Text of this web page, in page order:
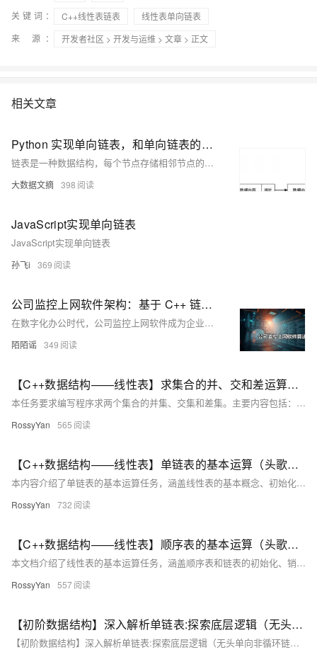
关键词：
C++线性表链表
线性表单向链表
来 源：
开发者社区 > 开发与运维 > 文章 > 正文
相关文章
Python 实现单向链表，和单向链表的反转
链表是一种数据结构，每个节点存储相邻节点的位置信息。单链表中的节点仅存储下一节点的位置。通过Python实现单链表，定义`ListNode`类并关联节点可创建链表。例如，创建A-&gt;B-&gt;C的链表后，可通过反转函数`reverse`将链表反转为CBA。代码展示了如何实现和操作单链表。
大数据文摘 398
JavaScript实现单向链表
JavaScript实现单向链表
孙飞i 369
公司监控上网软件架构：基于 C++ 链表算法的数据关联机制探讨
在数字化办公时代，公司监控上网软件成为企业管理网络资源和保障信息安全的关键工具。本文深入剖析C++中的链表数据结构及其在该软件中的应用。链表通过节点存储网络访问记录，具备高效插入、删除操作及节省内存的优势，助力企业实时追踪员工上网行为，提升运营效率并降低安全风险。示例代码展示了如何用C++实现链表记录上网行为，并模拟发送至服务器。链表为公司监控上网软件提供了灵活高效的数据管理方式，但实际开发还需考虑安全性、隐私保护等多方面因素。
陌陌谣 349
【C++数据结构——线性表】求集合的并、交和差运算（头歌实践教学平台习题）【合集】
本任务要求编写程序求两个集合的并集、交集和差集。主要内容包括： 1. **单链表表示集合**：使用单链表存储集合元素，确保元素唯一且无序。 2. **求并集**：遍历两个集合，将所有不同元素加入新链表。 3. **求交集**：遍历集合A，检查元素是否在集合B中存在，若存在则加入结果链表。 4. **求差集**：遍历集合A，检查元素是否不在集合B中，若满足条件则加入结果链表。 通过C++代码实现上述操作，并提供测试用例验证结果。测试输入为两个集合的元素，输出为有序集合A、B，以及它们的并集、交集和差集。 示例测试输入： ``` a c e f a b d e h i ``` 预期输出：
RossyYan 565
【C++数据结构——线性表】单链表的基本运算（头歌实践教学平台习题）【合集】
本内容介绍了单链表的基本运算任务，涵盖线性表的基本概念、初始化、销毁、判定是否为空表、求长度、输出、求元素值、按元素值查找、插入和删除数据元素等操作。通过C++代码示例详细解释了顺序表和链表的实现方法，并提供了测试说明、通 - **任务描述**：实现单链表的基本运算。 - **相关知识**：包括线性表的概念、初始化、销毁、判断空表、求长度、输出、求元素值、查找、插入和删除等操作。 - **测试说明**：平台会对你编写的代码进行测试，提供测试输入和预期输出。 - **通关代码**：给出了完整的C++代码实现。 - **测试结果**：展示了测试通过后的预期输出结果。 开始你的任务吧，祝你成功！
RossyYan 732
【C++数据结构——线性表】顺序表的基本运算（头歌实践教学平台习题）【合集】
本文档介绍了线性表的基本运算任务，涵盖顺序表和链表的初始化、销毁、判定是否为空、求长度、输出、查找元素、插入和删除元素等内容。通过C++代码示例详细展示了每一步骤的具体实现方法，并提供了测试说明和通关代码。 主要内容包括： - **任务描述**：实现顺序表的基本运算。 - **相关知识**：介绍线性表的基本概念及操作，如初始化、销毁、判定是否为空表等。 - **具体操作**：详述顺序表和链表的初始化、求长度、输出、查找、插入和删除元素的方法，并附有代码示例。 - **测试说明**：提供测试输入和预期输出，确保代码正确性。 - **通关代码**：给出完整的C++代码实现，帮助完成任务。 文档
RossyYan 557
【初阶数据结构】深入解析单链表:探索底层逻辑（无头单向非循环链表）（一）
【初阶数据结构】深入解析单链表:探索底层逻辑（无头单向非循环链表）